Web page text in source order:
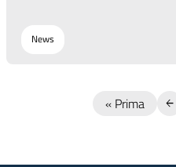
News
« Prima